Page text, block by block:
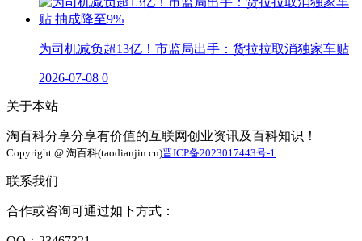
为司机减负超13亿！市监局出手：货拉拉取消独家车贴
2026-07-08 0
关于本站
淘百科分享分享有价值的互联网创业资讯及百科知识！
Copyright @ 淘百科(taodianjin.cn)晋ICP备2023017443号-1
联系我们
合作或咨询可通过如下方式：